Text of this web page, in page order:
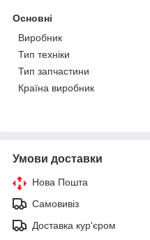
Основні
Виробник
Тип техніки
Тип запчастини
Країна виробник
Умови доставки
Нова Пошта
Самовивіз
Доставка кур'єром